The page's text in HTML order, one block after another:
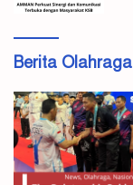
Berita Olahraga